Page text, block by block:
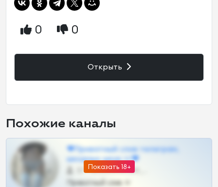
0 0
Открыть
Похожие каналы
Показать 18+
❤Приватный слив телеграм,
шкодных шкур тг❤
57 •
Приватный слив тг